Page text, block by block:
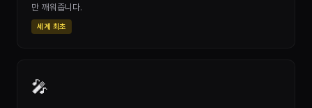
만 깨워줍니다.
세계 최초
🎤